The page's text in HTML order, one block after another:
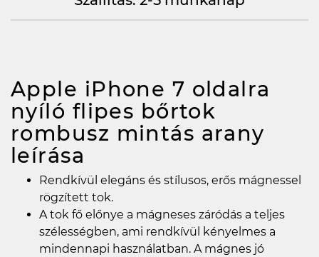
Apple iPhone 7 oldalra
nyíló flipes bőrtok
rombusz mintás arany
leírása
Rendkívül elegáns és stílusos, erős mágnessel
rögzített tok.
A tok fő előnye a mágneses záródás a teljes
szélességben, ami rendkívül kényelmes a
mindennapi használatban. A mágnes jó